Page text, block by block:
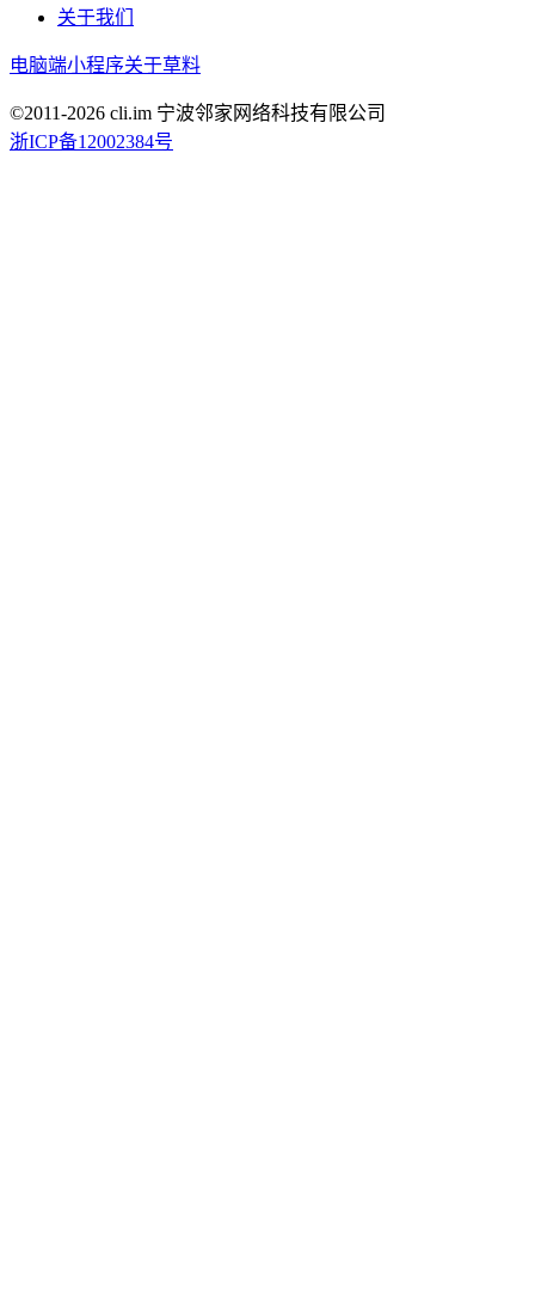
关于我们
电脑端小程序关于草料
©2011-2026 cli.im 宁波邻家网络科技有限公司
浙ICP备12002384号